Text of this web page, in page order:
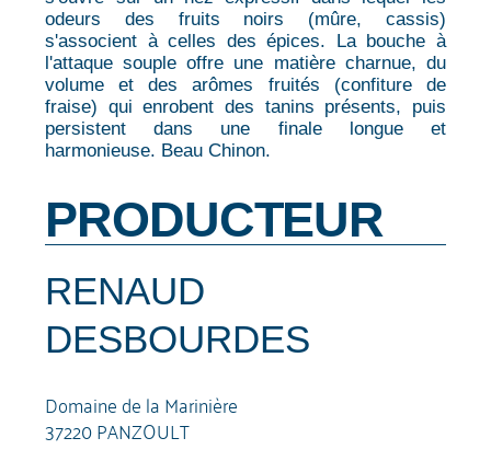
odeurs des fruits noirs (mûre, cassis)
s'associent à celles des épices. La bouche à
l'attaque souple offre une matière charnue, du
volume et des arômes fruités (confiture de
fraise) qui enrobent des tanins présents, puis
persistent dans une finale longue et
harmonieuse. Beau Chinon.
PRODUCTEUR
RENAUD
DESBOURDES
Domaine de la Marinière
37220 PANZOULT